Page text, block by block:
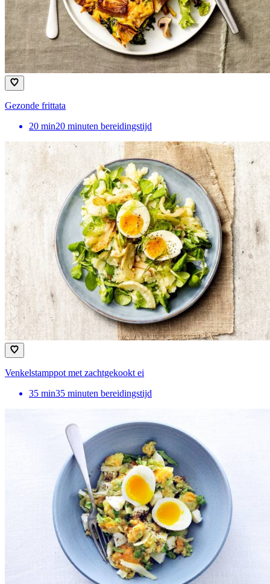
Gezonde frittata
20 min20 minuten bereidingstijd
Venkelstamppot met zachtgekookt ei
35 min35 minuten bereidingstijd